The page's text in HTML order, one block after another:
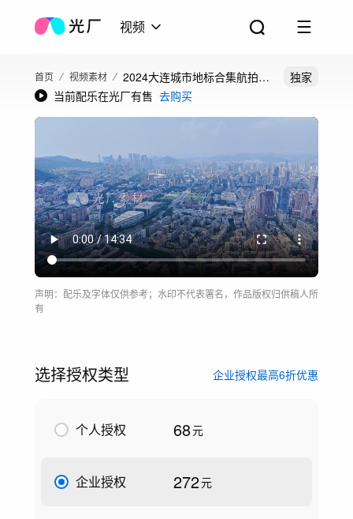
视频
首页 视频素材
2024大连城市地标合集航拍延
时宣传片
独家
当前配乐在光厂有售 去购买
声明：配乐及字体仅供参考；水印不代表署名，作品版权归供稿人所
有
选择授权类型 企业授权最高6折优惠
个人授权 68元
企业授权 272元